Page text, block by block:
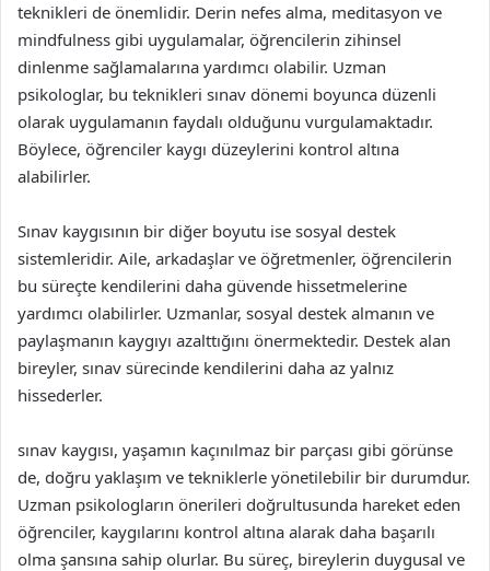
teknikleri de önemlidir. Derin nefes alma, meditasyon ve
mindfulness gibi uygulamalar, öğrencilerin zihinsel
dinlenme sağlamalarına yardımcı olabilir. Uzman
psikologlar, bu teknikleri sınav dönemi boyunca düzenli
olarak uygulamanın faydalı olduğunu vurgulamaktadır.
Böylece, öğrenciler kaygı düzeylerini kontrol altına
alabilirler.
Sınav kaygısının bir diğer boyutu ise sosyal destek
sistemleridir. Aile, arkadaşlar ve öğretmenler, öğrencilerin
bu süreçte kendilerini daha güvende hissetmelerine
yardımcı olabilirler. Uzmanlar, sosyal destek almanın ve
paylaşmanın kaygıyı azalttığını önermektedir. Destek alan
bireyler, sınav sürecinde kendilerini daha az yalnız
hissederler.
sınav kaygısı, yaşamın kaçınılmaz bir parçası gibi görünse
de, doğru yaklaşım ve tekniklerle yönetilebilir bir durumdur.
Uzman psikologların önerileri doğrultusunda hareket eden
öğrenciler, kaygılarını kontrol altına alarak daha başarılı
olma şansına sahip olurlar. Bu süreç, bireylerin duygusal ve